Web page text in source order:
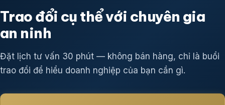
Trao đổi cụ thể với chuyên gia
an ninh
Đặt lịch tư vấn 30 phút — không bán hàng, chỉ là buổi
trao đổi để hiểu doanh nghiệp của bạn cần gì.